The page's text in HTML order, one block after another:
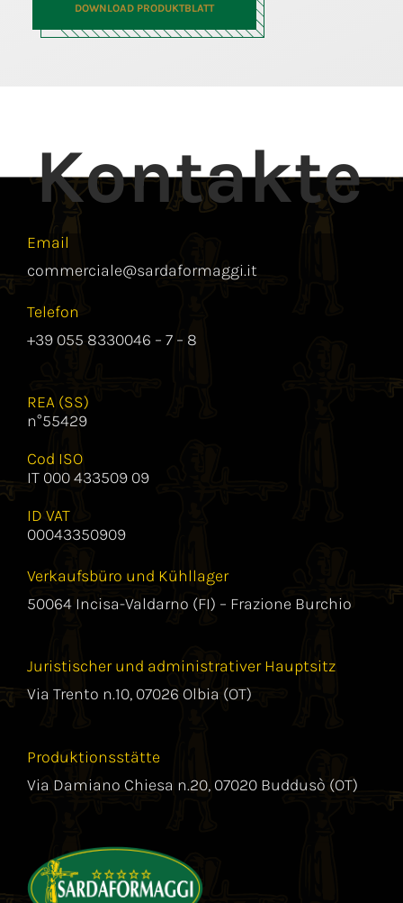
DOWNLOAD PRODUKTBLATT
Kontakte
Email
commerciale@sardaformaggi.it
Telefon
+39 055 8330046 – 7 – 8
REA (SS)
n°55429
Cod ISO
IT 000 433509 09
ID VAT
00043350909
Verkaufsbüro und Kühllager
50064 Incisa-Valdarno (FI) – Frazione Burchio
Juristischer und administrativer Hauptsitz
Via Trento n.10, 07026 Olbia (OT)
Produktionsstätte
Via Damiano Chiesa n.20, 07020 Buddusò (OT)